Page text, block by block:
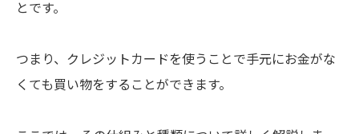
とです。
つまり、クレジットカードを使うことで手元にお金がな
くても買い物をすることができます。